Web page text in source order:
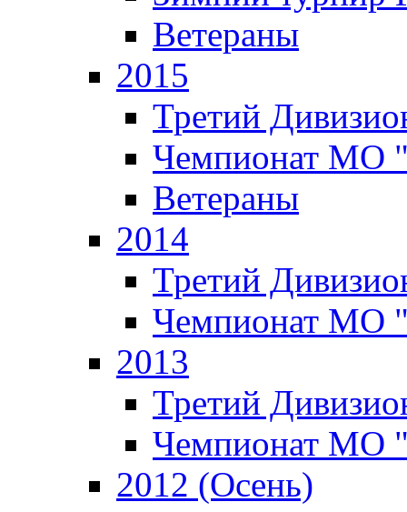
Ветераны
2015
Третий
Чемпионат МО
Ветераны
2014
Третий
Чемпионат МО
2013
Третий
Чемпионат МО
2012 (Осень)